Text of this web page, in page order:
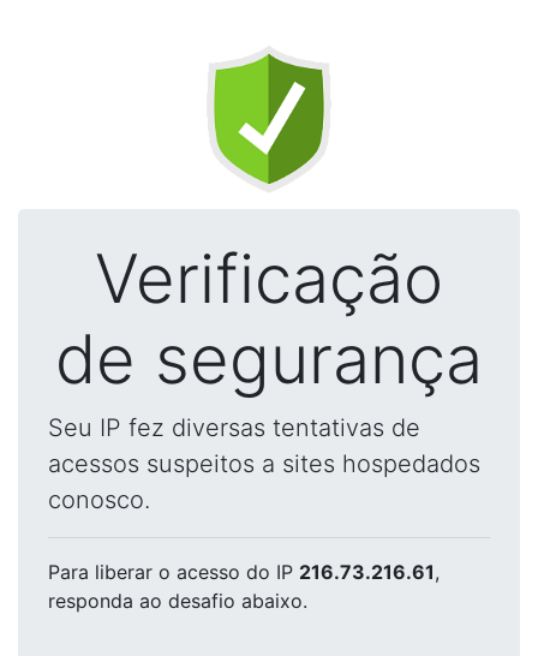
Verificação
de segurança
Seu IP fez diversas tentativas de
acessos suspeitos a sites hospedados
conosco.
Para liberar o acesso do IP 216.73.216.61,
responda ao desafio abaixo.